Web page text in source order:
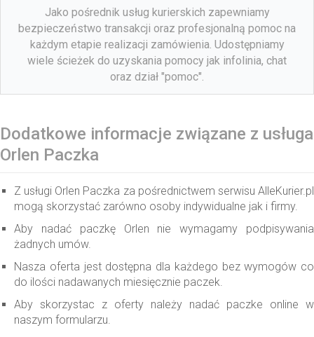
Jako pośrednik usług kurierskich zapewniamy
bezpieczeństwo transakcji oraz profesjonalną pomoc na
każdym etapie realizacji zamówienia. Udostępniamy
wiele ścieżek do uzyskania pomocy jak infolinia, chat
oraz dział "pomoc".
Dodatkowe informacje związane z usługa
Orlen Paczka
Z usługi Orlen Paczka za pośrednictwem serwisu AlleKurier.pl
mogą skorzystać zarówno osoby indywidualne jak i firmy.
Aby nadać paczkę Orlen nie wymagamy podpisywania
żadnych umów.
Nasza oferta jest dostępna dla każdego bez wymogów co
do ilości nadawanych miesięcznie paczek.
Aby skorzystac z oferty należy nadać paczke online w
naszym formularzu.